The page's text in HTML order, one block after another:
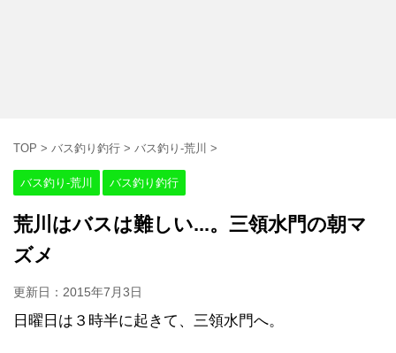
TOP > バス釣り釣行 > バス釣り-荒川 >
バス釣り-荒川 バス釣り釣行
荒川はバスは難しい...。三領水門の朝マ
ズメ
更新日： 2015年7月3日
日曜日は３時半に起きて、三領水門へ。